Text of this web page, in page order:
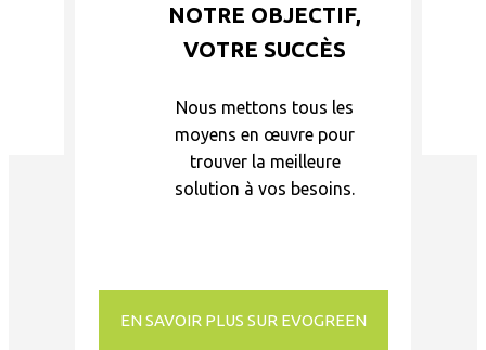
NOTRE OBJECTIF,
VOTRE SUCCÈS
Nous mettons tous les
moyens en œuvre pour
trouver la meilleure
solution à vos besoins.
EN SAVOIR PLUS SUR EVOGREEN